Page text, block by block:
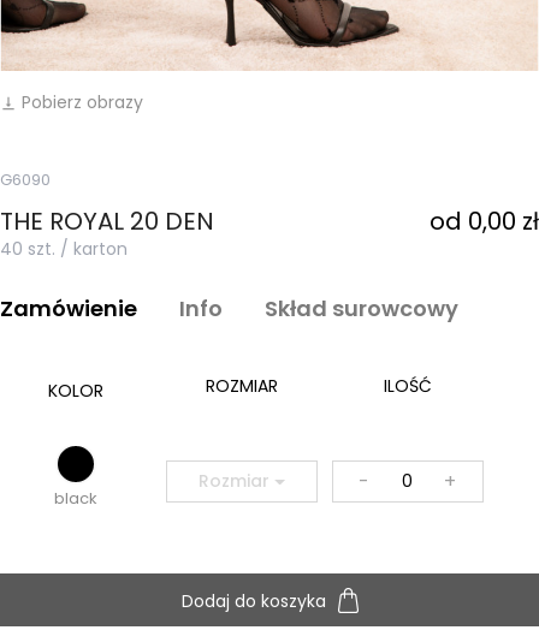
vertical_align_bottom Pobierz obrazy
G6090
THE ROYAL 20 DEN od 0,00 zł
40 szt. / karton
Zamówienie Info Skład surowcowy
KOLOR ROZMIAR ILOŚĆ
black
Rozmiar - +
Dodaj do koszyka